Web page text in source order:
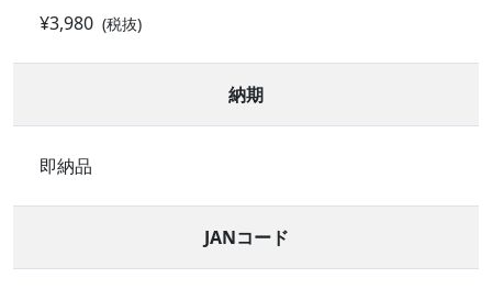
¥3,980 (税抜)
納期
即納品
JANコード